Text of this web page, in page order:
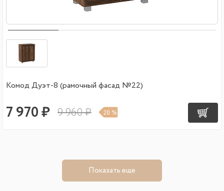
Комод Дуэт-8 (рамочный фасад №22)
7 970 ₽ 9 960 ₽ 20 %
Показать еще